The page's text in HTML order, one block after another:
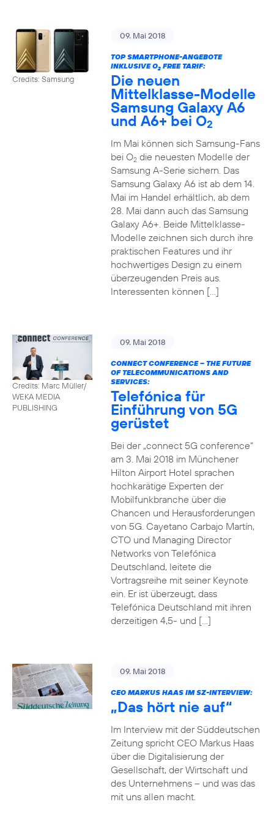
Credits: Samsung
09. Mai 2018
TOP SMARTPHONE-ANGEBOTE
INKLUSIVE O2FREE TARIF:
Die neuen
Mittelklasse-Modelle
Samsung Galaxy A6
und A6+ bei O2
Im Mai können sich Samsung-Fans
bei O2die neuesten Modelle der
Samsung A-Serie sichern. Das
Samsung Galaxy A6 ist ab dem 14.
Mai im Handel erhältlich, ab dem
28. Mai dann auch das Samsung
Galaxy A6+. Beide Mittelklasse-
Modelle zeichnen sich durch ihre
praktischen Features und ihr
hochwertiges Design zu einem
überzeugenden Preis aus.
Interessenten können […]
Credits: Marc Müller/
WEKA MEDIA
PUBLISHING
09. Mai 2018
CONNECT CONFERENCE – THE FUTURE
OF TELECOMMUNICATIONS AND
SERVICES:
Telefónica für
Einführung von 5G
gerüstet
Bei der „connect 5G conference“
am 3. Mai 2018 im Münchener
Hilton Airport Hotel sprachen
hochkarätige Experten der
Mobilfunkbranche über die
Chancen und Herausforderungen
von 5G. Cayetano Carbajo Martín,
CTO und Managing Director
Networks von Telefónica
Deutschland, leitete die
Vortragsreihe mit seiner Keynote
ein. Er ist überzeugt, dass
Telefónica Deutschland mit ihren
derzeitigen 4,5- und […]
09. Mai 2018
CEO MARKUS HAAS IM SZ-INTERVIEW:
„Das hört nie auf“
Im Interview mit der Süddeutschen
Zeitung spricht CEO Markus Haas
über die Digitalisierung der
Gesellschaft, der Wirtschaft und
des Unternehmens – und was das
mit uns allen macht.